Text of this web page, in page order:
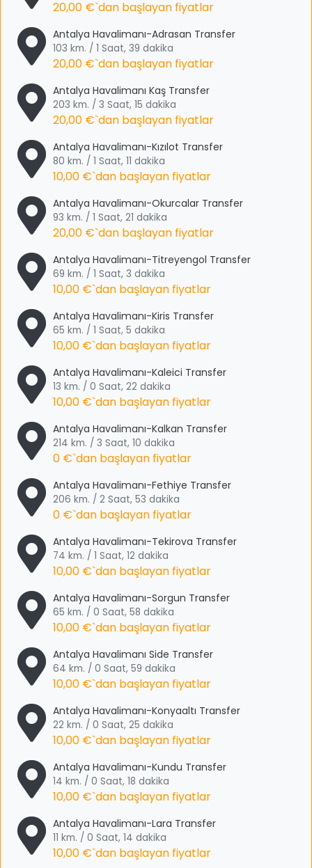
20,00 €`dan başlayan fiyatlar
Antalya Havalimanı-Adrasan Transfer
103 km. / 1 Saat, 39 dakika
20,00 €`dan başlayan fiyatlar
Antalya Havalimanı Kaş Transfer
203 km. / 3 Saat, 15 dakika
20,00 €`dan başlayan fiyatlar
Antalya Havalimanı-Kızılot Transfer
80 km. / 1 Saat, 11 dakika
10,00 €`dan başlayan fiyatlar
Antalya Havalimanı-Okurcalar Transfer
93 km. / 1 Saat, 21 dakika
20,00 €`dan başlayan fiyatlar
Antalya Havalimanı-Titreyengol Transfer
69 km. / 1 Saat, 3 dakika
10,00 €`dan başlayan fiyatlar
Antalya Havalimanı-Kiris Transfer
65 km. / 1 Saat, 5 dakika
10,00 €`dan başlayan fiyatlar
Antalya Havalimanı-Kaleici Transfer
13 km. / 0 Saat, 22 dakika
10,00 €`dan başlayan fiyatlar
Antalya Havalimanı-Kalkan Transfer
214 km. / 3 Saat, 10 dakika
0 €`dan başlayan fiyatlar
Antalya Havalimanı-Fethiye Transfer
206 km. / 2 Saat, 53 dakika
0 €`dan başlayan fiyatlar
Antalya Havalimanı-Tekirova Transfer
74 km. / 1 Saat, 12 dakika
10,00 €`dan başlayan fiyatlar
Antalya Havalimanı-Sorgun Transfer
65 km. / 0 Saat, 58 dakika
10,00 €`dan başlayan fiyatlar
Antalya Havalimanı Side Transfer
64 km. / 0 Saat, 59 dakika
10,00 €`dan başlayan fiyatlar
Antalya Havalimanı-Konyaaltı Transfer
22 km. / 0 Saat, 25 dakika
10,00 €`dan başlayan fiyatlar
Antalya Havalimanı-Kundu Transfer
14 km. / 0 Saat, 18 dakika
10,00 €`dan başlayan fiyatlar
Antalya Havalimanı-Lara Transfer
11 km. / 0 Saat, 14 dakika
10,00 €`dan başlayan fiyatlar